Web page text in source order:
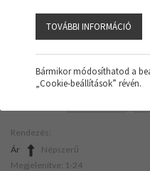
Szűrő megjelenítése
Rendezés:
Ár
Népszerű
Megjelenítve: 1-24
TOVÁBBI INFORMÁCIÓ
Bármikor módosíthatod a
„Cookie-beállítások” révén.